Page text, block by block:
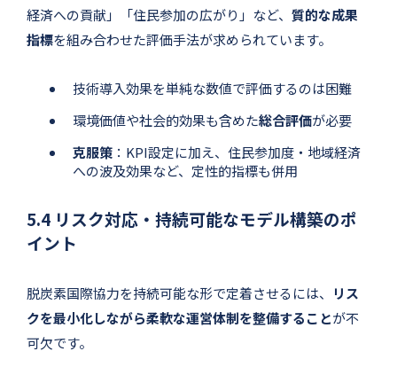
経済への貢献」「住民参加の広がり」など、 質的な成果
指標を組み合わせた評価手法が求められています。
技術導入効果を単純な数値で評価するのは困難
環境価値や社会的効果も含めた総合評価が必要
克服策 ：KPI設定に加え、住民参加度・地域経済
への波及効果など、定性的指標も併用
5.4 リスク対応・持続可能なモデル構築のポ
イント
脱炭素国際協力を持続可能な形で定着させるには、
リス
クを最小化しながら柔軟な運営体制を整備することが不
可欠です。